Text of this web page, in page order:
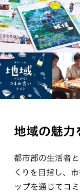
地域の魅力
都市部の生活者
くりを目指し、
ップを通じてコ